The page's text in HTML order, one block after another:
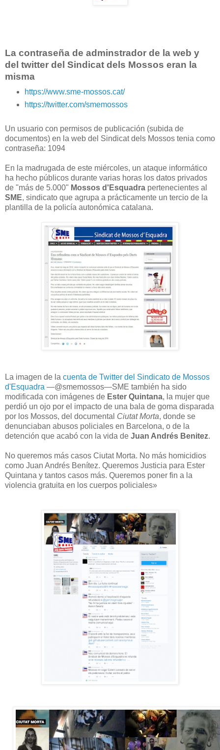
La contraseña de adminstrador de la web y
del twitter del Sindicat dels Mossos eran la
misma
https://www.sme-mossos.cat/
https://twitter.com/smemossos
Un usuario con permisos de publicación (subida de
documentos) en la web del Sindicat dels Mossos tenia como
contraseña: 1094
En la madrugada de este miércoles, un ataque informático
ha hecho públicos durante varias horas los datos privados
de "más de 5.000" Mossos d'Esquadra pertenecientes al
SME, sindicato que agrupa a prácticamente un tercio de la
plantilla de la policía autonómica catalana.
La imagen de la cuenta de Twitter del Sindicato de Mossos
d'Esquadra —@smemossos—SME también ha sido
modificada con imágenes de Ester Quintana, la mujer que
perdió un ojo por el impacto de una bala de goma disparada
por los Mossos, del documental Ciutat Morta, donde se
denunciaban abusos policiales en Barcelona, o de la
detención que acabó con la vida de Juan Andrés Benitez.
No queremos más casos Ciutat Morta. No más homicidios
como Juan Andrés Benítez. Queremos Justicia para Ester
Quintana y tantos casos más. Queremos poner fin a la
violencia gratuita en los cuerpos policiales»